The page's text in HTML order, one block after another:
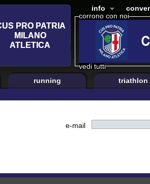
corrono con noi
vedi tutti
info
running triathlon
e-mail